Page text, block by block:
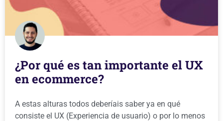
¿Por qué es tan importante el UX
en ecommerce?
A estas alturas todos deberíais saber ya en qué
consiste el UX (Experiencia de usuario) o por lo menos